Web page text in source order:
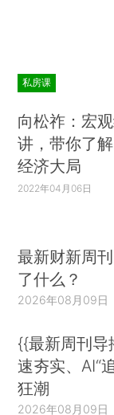
私房课
向松祚：宏
讲，带你了
经济大局
2022年04月06日
最新财新周
了什么？
2026年08月09日
{{最新周刊导
速夯实、AI“
狂潮
2026年08月09日